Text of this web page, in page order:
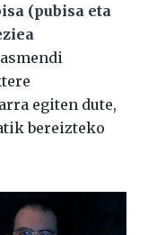
(pubisa eta
egiten dute,
bereizteko